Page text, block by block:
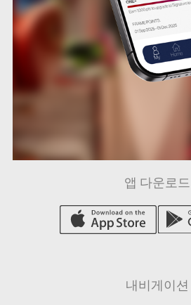
내비게이션
앱 다운로드